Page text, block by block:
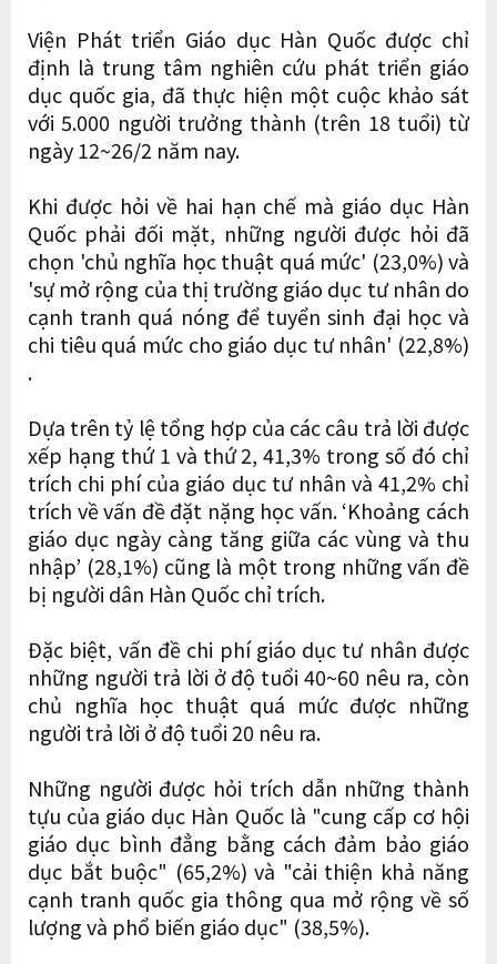
Viện Phát triển Giáo dục Hàn Quốc được chỉ
định là trung tâm nghiên cứu phát triển giáo
dục quốc gia, đã thực hiện một cuộc khảo sát
với 5.000 người trưởng thành (trên 18 tuổi) từ
ngày 12~26/2 năm nay.
Khi được hỏi về hai hạn chế mà giáo dục Hàn
Quốc phải đối mặt, những người được hỏi đã
chọn 'chủ nghĩa học thuật quá mức' (23,0%) và
'sự mở rộng của thị trường giáo dục tư nhân do
cạnh tranh quá nóng để tuyển sinh đại học và
chi tiêu quá mức cho giáo dục tư nhân' (22,8%)
.
Dựa trên tỷ lệ tổng hợp của các câu trả lời được
xếp hạng thứ 1 và thứ 2, 41,3% trong số đó chỉ
trích chi phí của giáo dục tư nhân và 41,2% chỉ
trích về vấn đề đặt nặng học vấn. ‘Khoảng cách
giáo dục ngày càng tăng giữa các vùng và thu
nhập’ (28,1%) cũng là một trong những vấn đề
bị người dân Hàn Quốc chỉ trích.
Đặc biệt, vấn đề chi phí giáo dục tư nhân được
những người trả lời ở độ tuổi 40~60 nêu ra, còn
chủ nghĩa học thuật quá mức được những
người trả lời ở độ tuổi 20 nêu ra.
Những người được hỏi trích dẫn những thành
tựu của giáo dục Hàn Quốc là "cung cấp cơ hội
giáo dục bình đẳng bằng cách đảm bảo giáo
dục bắt buộc" (65,2%) và "cải thiện khả năng
cạnh tranh quốc gia thông qua mở rộng về số
lượng và phổ biến giáo dục" (38,5%).